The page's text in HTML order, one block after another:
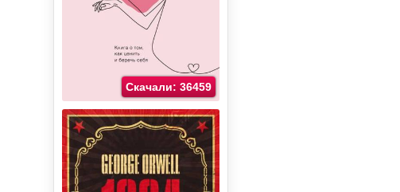
Скачали: 36459